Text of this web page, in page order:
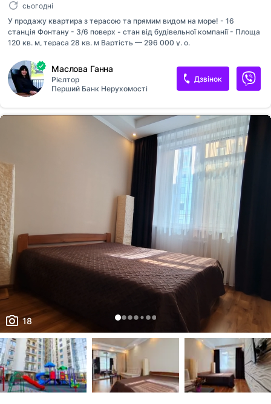
сьогодні
У продажу квартира з терасою та прямим видом на море! - 16
станція Фонтану - 3/6 поверх - стан від будівельної компанії - Площа
120 кв. м, тераса 28 кв. м Вартість — 296 000 у. о.
Маслова Ганна
Рієлтор
Перший Банк Нерухомості
Дзвінок
18